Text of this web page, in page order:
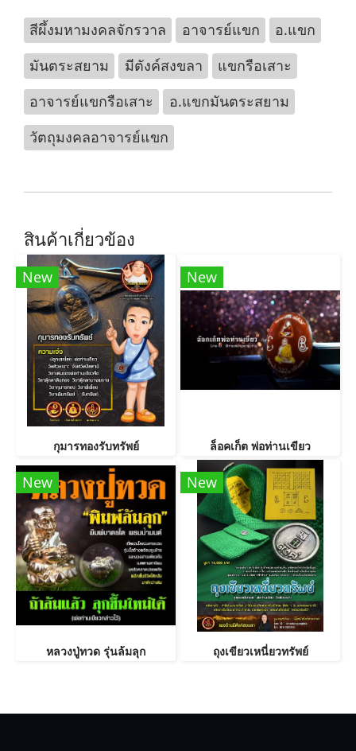
สีผึ้งมหามงคลจักรวาล อาจารย์แขก
อ.แขก
มันตระสยาม
มีตังค์สงขลา
แขกรือเสาะ
อาจารย์แขกรือเสาะ
อ.แขกมันตระสยาม
วัตถุมงคลอาจารย์แขก
สินค้าเกี่ยวข้อง
New
กุมารทองรับทรัพย์
New
ล็อคเก็ต พ่อท่านเขียว
New
หลวงปู่ทวด รุ่นล้มลุก
New
ถุงเขียวเหนี่ยวทรัพย์